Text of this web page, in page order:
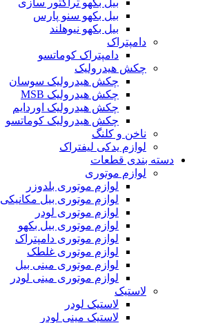
بیل بکهو تراکتور سازی
بیل بکهو سنو پارس
بیل بکهو نیوهلند
دامپتراک
دامپتراک کوماتسو
چکش هیدرولیک
چکش هیدرولیک سوسان
چکش هیدرولیک MSB
چکش هیدرولیک اوردایم
چکش هیدرولیک کوماتسو
ناخن و کلنگ
لوازم یدکی لیفتراک
دسته بندی قطعات
لوازم موتوری
لوازم موتوری بلدوزر
لوازم موتوری بیل مکانیکی
لوازم موتوری لودر
لوازم موتوری بیل بکهو
لوازم موتوری دامپتراک
لوازم موتوری غلطک
لوازم موتوری مینی بیل
لوازم موتوری مینی لودر
لاستیک
لاستیک لودر
لاستیک مینی لودر